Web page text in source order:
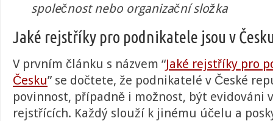
společnost nebo organizační složka
Jaké rejstříky pro podnikatele jsou v
V prvním článku s názvem “Jaké rejstříky pro
Česku” se dočtete, že podnikatelé v České
povinnost, případně i možnost, být evidováni
rejstřících. Každý slouží k jinému účelu a